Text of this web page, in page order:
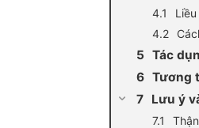
Tác
Tương
Lưu ý